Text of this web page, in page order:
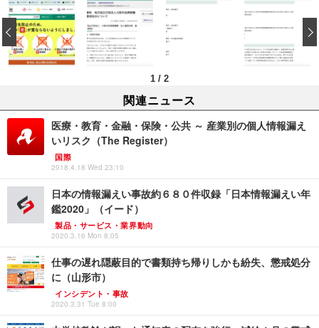
1 / 2
‹
関連ニュース
医療・教育・金融・保険・公共 ～ 産業別の個人情報漏え
いリスク（The Register）
国際
2018.4.18 Wed 23:10
日本の情報漏えい事故約６８０件収録「日本情報漏えい年
鑑2020」（イード）
製品・サービス・業界動向
2020.3.16 Mon 8:05
仕事の遅れ隠蔽目的で書類持ち帰りしかも紛失、懲戒処分
に（山形市）
インシデント・事故
2020.3.31 Tue 8:00